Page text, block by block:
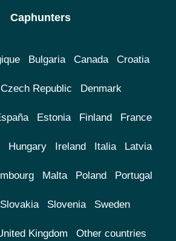
Caphunters
Bulgaria Canada Croatia
Czech Republic Denmark
Estonia Finland France
Hungary Ireland Italia Latvia
Malta Poland Portugal
Slovakia Slovenia Sweden
Kingdom Other countries